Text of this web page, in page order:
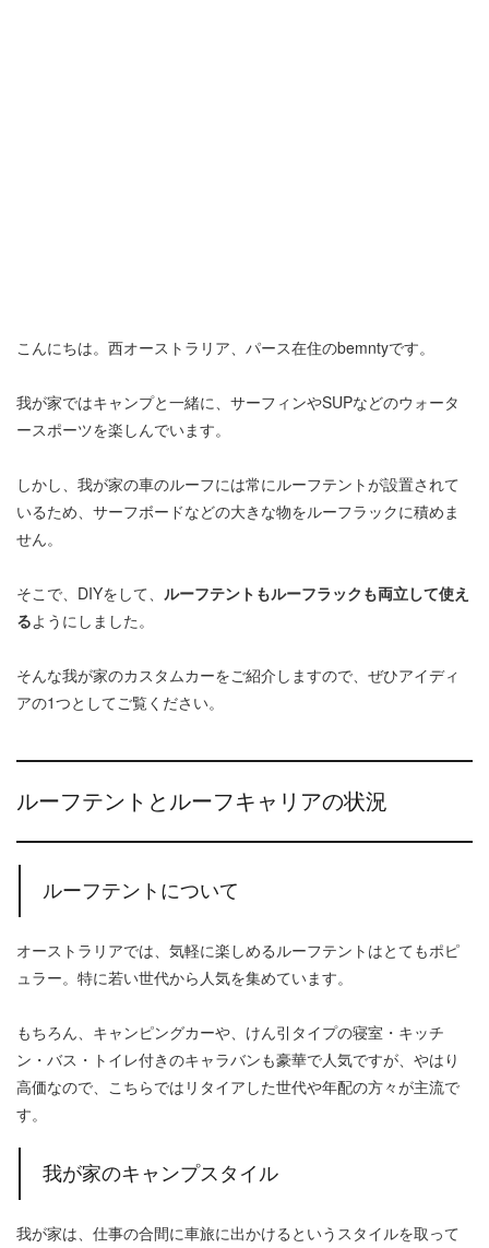
こんにちは。西オーストラリア、パース在住のbemntyです。
我が家ではキャンプと一緒に、サーフィンやSUPなどのウォータ
ースポーツを楽しんでいます。
しかし、我が家の車のルーフには常にルーフテントが設置されて
いるため、サーフボードなどの大きな物をルーフラックに積めま
せん。
そこで、DIYをして、 ルーフテントもルーフラックも両立して使え
るようにしました。
そんな我が家のカスタムカーをご紹介しますので、ぜひアイディ
アの1つとしてご覧ください。
ルーフテントとルーフキャリアの状況
ルーフテントについて
オーストラリアでは、気軽に楽しめるルーフテントはとてもポピ
ュラー。特に若い世代から人気を集めています。
もちろん、キャンピングカーや、けん引タイプの寝室・キッチ
ン・バス・トイレ付きのキャラバンも豪華で人気ですが、やはり
高価なので、こちらではリタイアした世代や年配の方々が主流で
す。
我が家のキャンプスタイル
我が家は、仕事の合間に車旅に出かけるというスタイルを取って